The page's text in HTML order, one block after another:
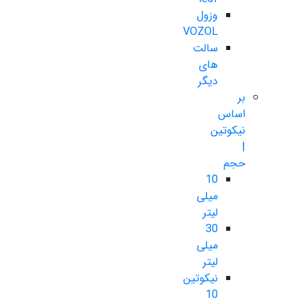
وزول
VOZOL
سالت
های
دیگر
بر
اساس
نیکوتین
|
حجم
10
میلی
لیتر
30
میلی
لیتر
نیکوتین
10